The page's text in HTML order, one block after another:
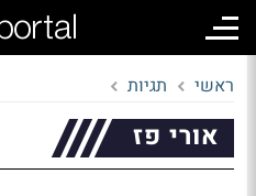
ראשי תגיות
אורי פז